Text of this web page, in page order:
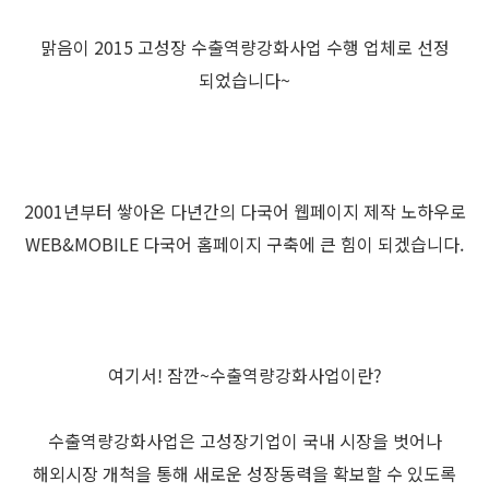
맑음이 2015 고성장 수출역량강화사업 수행 업체로 선정
되었습니다~
2001년부터 쌓아온 다년간의 다국어 웹페이지 제작 노하우로
WEB&MOBILE 다국어 홈페이지 구축에 큰 힘이 되겠습니다.
여기서! 잠깐~수출역량강화사업이란?
수출역량강화사업은 고성장기업이 국내 시장을 벗어나
해외시장 개척을 통해 새로운 성장동력을 확보할 수 있도록